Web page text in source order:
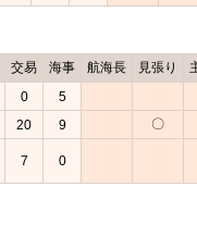
交易 海事 航海長 見張り
0
5
20 9 〇
7 0